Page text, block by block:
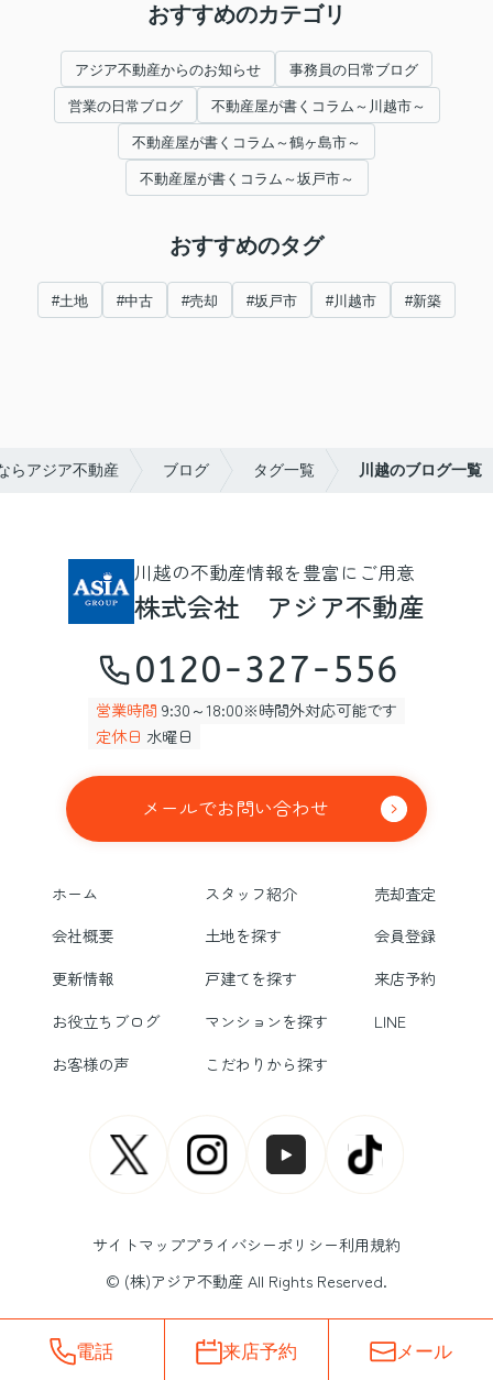
おすすめのカテゴリ
アジア不動産からのお知らせ 事務員の日常ブログ
営業の日常ブログ 不動産屋が書くコラム～川越市～
不動産屋が書くコラム～鶴ヶ島市～
不動産屋が書くコラム～坂戸市～
おすすめのタグ
#土地 #中古 #売却 #坂戸市 #川越市 #新築
らアジア不動産 ブログ タグ一覧 川越のブログ一覧
川越の不動産情報を豊富にご用意
株式会社 アジア不動産
0120-327-556
営業時間 9:30～18:00※時間外対応可能です
定休日 水曜日
メールでお問い合わせ
ホーム スタッフ紹介
売却査定
会社概要
土地を探す
会員登録
更新情報
戸建てを探す
来店予約
お役立ちブログ
マンションを探す
LINE
お客様の声
こだわりから探す
サイトマッププライバシーポリシー利用規約
© (株)アジア不動産 All Rights Reserved.
電話 来店予約 メール